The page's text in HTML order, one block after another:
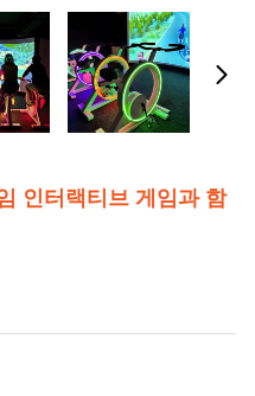
인터랙티브 게임과 함